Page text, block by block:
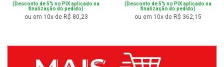
(Desconto de 5% no PIX aplicado na
finalização do pedido)
ou em 10x de R$ 80,23
(Desconto de 5% no PIX aplicado na
finalização do pedido)
ou em 10x de R$ 362,15